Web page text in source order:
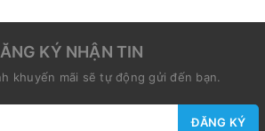
KÝ NHẬN TIN
khuyến mãi sẽ tự động gửi đến bạn.
ĐĂNG KÝ